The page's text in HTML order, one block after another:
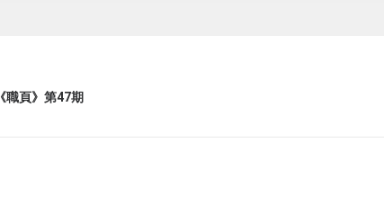
《職頁》第47期